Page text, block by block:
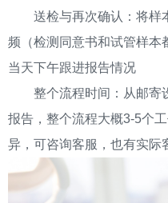
送检与再次确认：将样
频（检测同意书和试管样本
当天下午跟进报告情况
整个流程时间：从邮寄
报告，整个流程大概3-5个
异，可咨询客服，也有实际